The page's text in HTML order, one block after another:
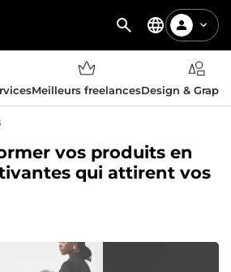
Meilleurs freelancesDesign &
vos produits en
qui attirent vos